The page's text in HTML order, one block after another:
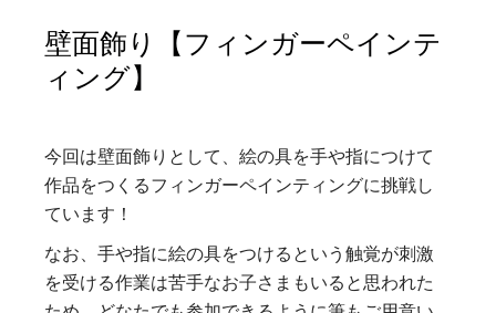
壁面飾り【フィンガーペインテ
ィング】
今回は壁面飾りとして、絵の具を手や指につけて
作品をつくるフィンガーペインティングに挑戦し
ています！
なお、手や指に絵の具をつけるという触覚が刺激
を受ける作業は苦手なお子さまもいると思われた